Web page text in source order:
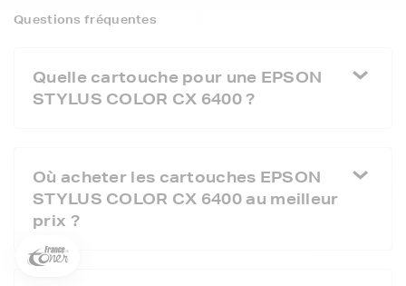
Questions fréquentes
Quelle cartouche pour une EPSON
STYLUS COLOR CX 6400 ?
Où acheter les cartouches EPSON
STYLUS COLOR CX 6400 au meilleur
prix ?
5€
Inscrivez-vous à notre newsletter, suivez notre actualité et
commande * !